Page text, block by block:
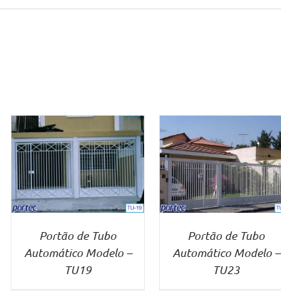
Portão de Tubo
Automático Modelo –
TU19
VER MAIS
Portão de Tubo
Automático Modelo –
TU23